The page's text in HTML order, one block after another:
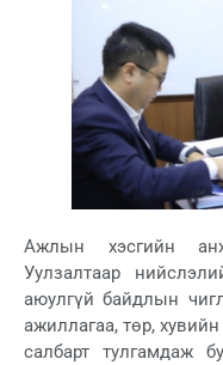
Ажлын хэсгийн
Уулзалтаар
аюулгүй байдлын
ажиллагаа, төр,
салбарт тулгамдаж